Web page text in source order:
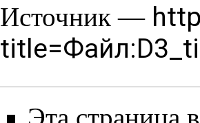
Источник —
Эта страница